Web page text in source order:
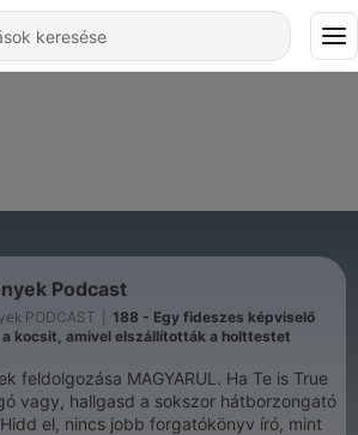
Podcast
PODCAST
188 - Egy fideszes képviselő
kocsit, amivel elszállították a holttestet
feldolgozása MAGYARUL. Ha Te is True
vagy, hallgasd a sokszor hátborzongató
el, nincs jobb forgatókönyv író, mint